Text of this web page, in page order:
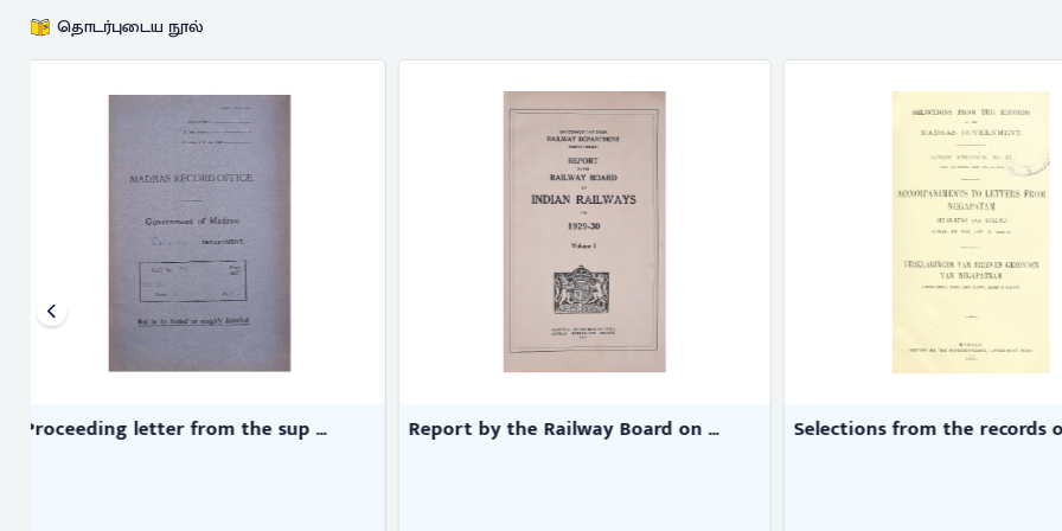
தொடர்புடைய நூல்
Report by the Railway Board on ... Selections from the records of ... Travancore almanac &